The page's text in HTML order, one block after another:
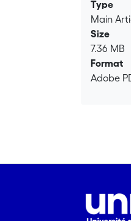
Type
Main
Size
7.36 MB
Format
Adobe